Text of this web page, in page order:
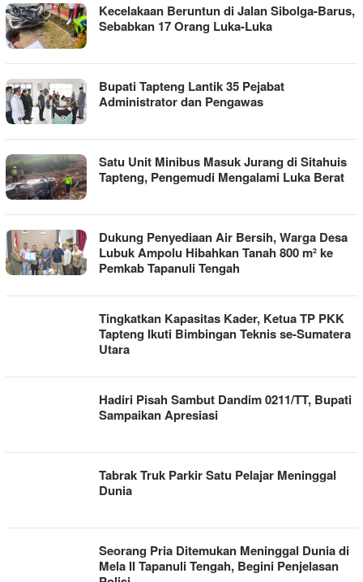
Kecelakaan Beruntun di Jalan Sibolga-Barus,
Sebabkan 17 Orang Luka-Luka
Bupati Tapteng Lantik 35 Pejabat
Administrator dan Pengawas
Satu Unit Minibus Masuk Jurang di Sitahuis
Tapteng, Pengemudi Mengalami Luka Berat
Dukung Penyediaan Air Bersih, Warga Desa
Lubuk Ampolu Hibahkan Tanah 800 m² ke
Pemkab Tapanuli Tengah
Tingkatkan Kapasitas Kader, Ketua TP PKK
Tapteng Ikuti Bimbingan Teknis se-Sumatera
Utara
Hadiri Pisah Sambut Dandim 0211/TT, Bupati
Sampaikan Apresiasi
Tabrak Truk Parkir Satu Pelajar Meninggal
Dunia
Seorang Pria Ditemukan Meninggal Dunia di
Mela II Tapanuli Tengah, Begini Penjelasan